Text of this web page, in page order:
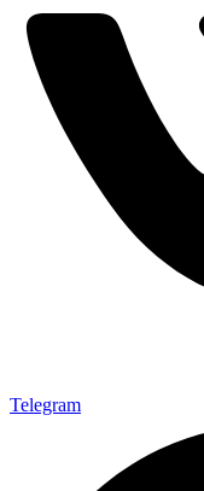
Telegram